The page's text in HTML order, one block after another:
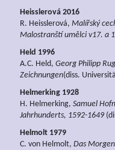
Heisslerová 2016
R. Heisslerová, Malířský
Malostranští umělci v17. a
Held 1996
A.C. Held, Georg Philipp
Zeichnungen(diss.
Helmerking 1928
H. Helmerking, Samuel
Jahrhunderts, 1592-1649
Helmolt 1979
C. von Helmolt, Das